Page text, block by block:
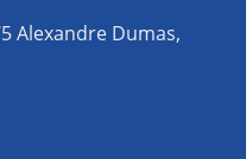
Alexandre Dumas,